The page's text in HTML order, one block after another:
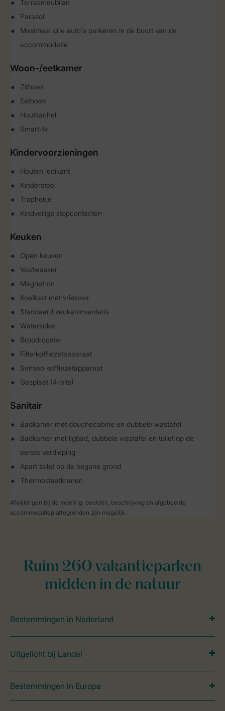
Terrasmeubilair
Parasol
Maximaal drie auto's parkeren in de buurt van de
accommodatie
Woon-/eetkamer
Zithoek
Eethoek
Houtkachel
Smart-tv
Kindervoorzieningen
Houten ledikant
Kinderstoel
Traphekje
Kindveilige stopcontacten
Keuken
Open keuken
Vaatwasser
Magnetron
Koelkast met vriesvak
Standaard keukeninventaris
Waterkoker
Broodrooster
Filterkoffiezetapparaat
Senseo koffiezetapparaat
Gasplaat (4-pits)
Sanitair
Badkamer met douchecabine en dubbele wastafel
Badkamer met ligbad, dubbele wastafel en toilet op de
eerste verdieping
Apart toilet op de begane grond
Thermostaatkranen
Afwijkingen bij de indeling, beelden, beschrijving en afgebeelde
accommodatieplattegronden zijn mogelijk.
Ruim 260 vakantieparken
midden in de natuur
Bestemmingen in Nederland
Uitgelicht bij Landal
Bestemmingen in Europa